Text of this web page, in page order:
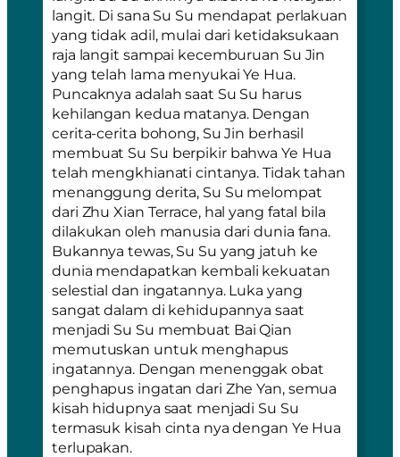
langit. Di sana Su Su mendapat perlakuan
yang tidak adil, mulai dari ketidaksukaan
raja langit sampai kecemburuan Su Jin
yang telah lama menyukai Ye Hua.
Puncaknya adalah saat Su Su harus
kehilangan kedua matanya. Dengan
cerita-cerita bohong, Su Jin berhasil
membuat Su Su berpikir bahwa Ye Hua
telah mengkhianati cintanya. Tidak tahan
menanggung derita, Su Su melompat
dari Zhu Xian Terrace, hal yang fatal bila
dilakukan oleh manusia dari dunia fana.
Bukannya tewas, Su Su yang jatuh ke
dunia mendapatkan kembali kekuatan
selestial dan ingatannya. Luka yang
sangat dalam di kehidupannya saat
menjadi Su Su membuat Bai Qian
memutuskan untuk menghapus
ingatannya. Dengan menenggak obat
penghapus ingatan dari Zhe Yan, semua
kisah hidupnya saat menjadi Su Su
termasuk kisah cinta nya dengan Ye Hua
terlupakan.